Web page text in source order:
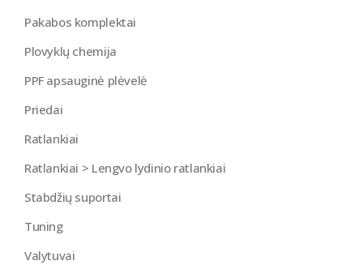
Pakabos komplektai
Plovyklų chemija
PPF apsauginė plėvelė
Priedai
Ratlankiai
Ratlankiai > Lengvo lydinio ratlankiai
Stabdžių suportai
Tuning
Valytuvai